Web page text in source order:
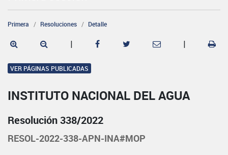
Primera Resoluciones Detalle
| |
VER PÁGINAS PUBLICADAS
INSTITUTO NACIONAL DEL AGUA
Resolución 338/2022
RESOL-2022-338-APN-INA#MOP